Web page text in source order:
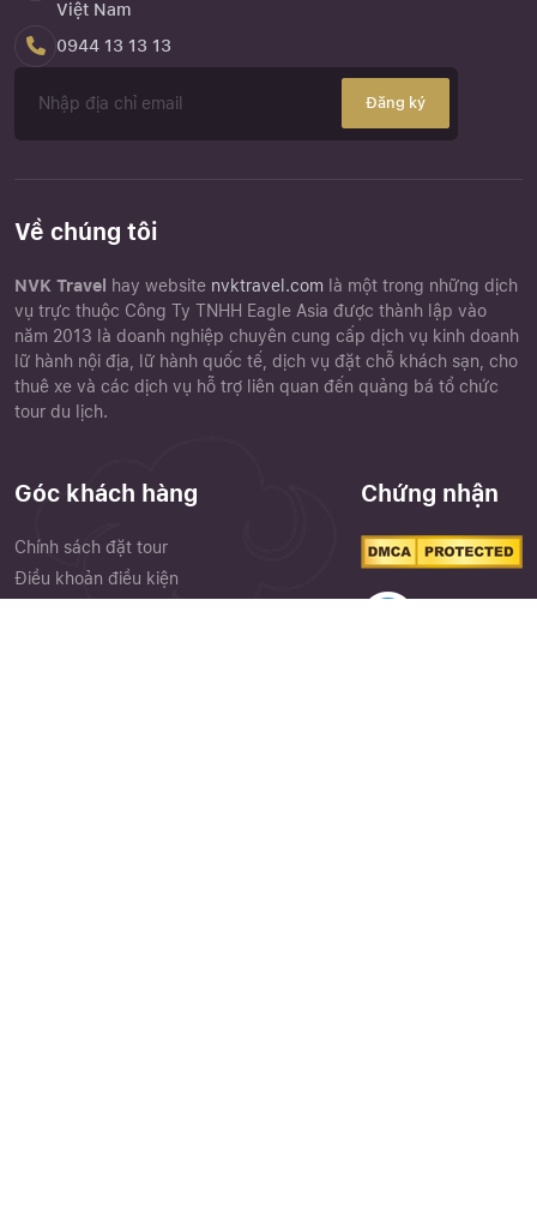
Việt Nam
0944 13 13 13
Đăng ký
Về chúng tôi
NVK Travel hay website nvktravel.com là một trong những dịch
vụ trực thuộc Công Ty TNHH Eagle Asia được thành lập vào
năm 2013 là doanh nghiệp chuyên cung cấp dịch vụ kinh doanh
lữ hành nội địa, lữ hành quốc tế, dịch vụ đặt chỗ khách sạn, cho
thuê xe và các dịch vụ hỗ trợ liên quan đến quảng bá tổ chức
tour du lịch.
Góc khách hàng
Chính sách đặt tour
Điều khoản điều kiện
Chứng nhận